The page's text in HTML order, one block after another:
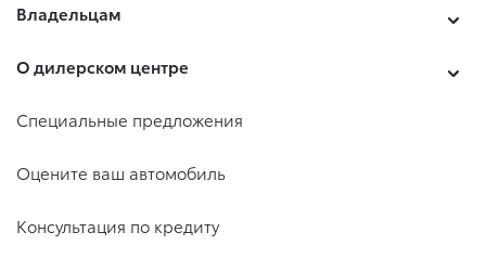
Владельцам
О дилерском центре
Специальные предложения
Оцените ваш автомобиль
Консультация по кредиту